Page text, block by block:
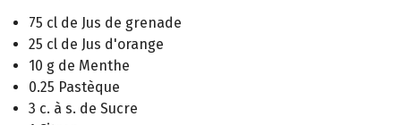
75 cl de Jus de grenade
25 cl de Jus d'orange
10 g de Menthe
0.25 Pastèque
3 c. à s. de Sucre